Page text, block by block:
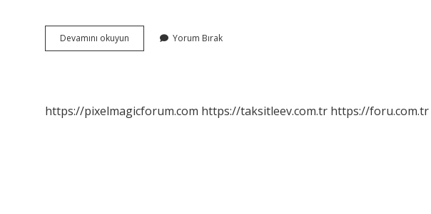
Devamını okuyun
Yüzyılda
Örnekleri
Yorum Bırak
https://pixelmagicforum.com https://taksitleev.com.tr https://foru.com.tr